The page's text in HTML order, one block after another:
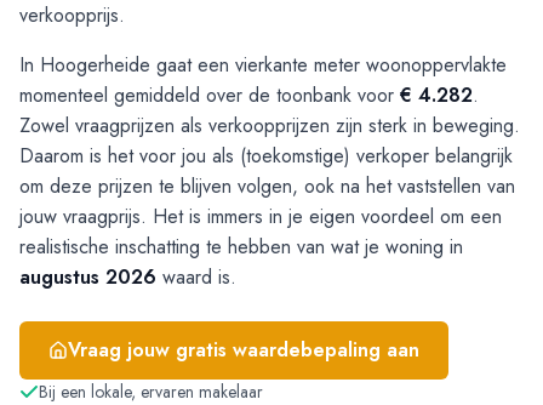
verkoopprijs.
In Hoogerheide gaat een vierkante meter woonoppervlakte
momenteel gemiddeld over de toonbank voor € 4.282.
Zowel vraagprijzen als verkoopprijzen zijn sterk in beweging.
Daarom is het voor jou als (toekomstige) verkoper belangrijk
om deze prijzen te blijven volgen, ook na het vaststellen van
jouw vraagprijs. Het is immers in je eigen voordeel om een
realistische inschatting te hebben van wat je woning in
augustus 2026 waard is.
Vraag jouw gratis waardebepaling aan
Bij een lokale, ervaren makelaar